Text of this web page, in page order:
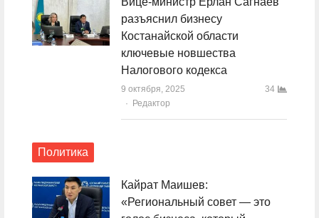
разъяснил бизнесу
Костанайской области
ключевые новшества
Налогового кодекса
9 октября, 2025
Author
Редактор
34
Политика
Кайрат Маишев:
«Региональный совет — это